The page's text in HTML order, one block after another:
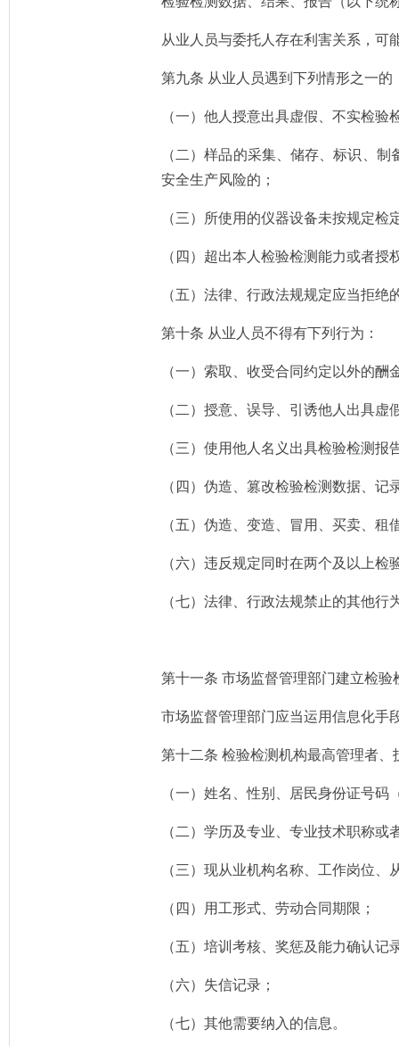
从业人员与委托人存在利害关系，可
第九条 从业人员遇到下列情形之一
（一）他人授意出具虚假、不实检验
（二）样品的采集、储存、标识、
安全生产风险的；
（三）所使用的仪器设备未按规定
（四）超出本人检验检测能力或者授
（五）法律、行政法规规定应当拒绝
第十条 从业人员不得有下列行为：
（一）索取、收受合同约定以外的
（二）授意、误导、引诱他人出具虚
（三）使用他人名义出具检验检测
（四）伪造、篡改检验检测数据、
（五）伪造、变造、冒用、买卖、
（六）违反规定同时在两个及以上检
（七）法律、行政法规禁止的其他行
第十一条 市场监督管理部门建立检
市场监督管理部门应当运用信息化手
第十二条 检验检测机构最高管理者
（一）姓名、性别、居民身份证号码
（二）学历及专业、专业技术职称或
（三）现从业机构名称、工作岗位、
（四）用工形式、劳动合同期限；
（五）培训考核、奖惩及能力确认记
（六）失信记录；
（七）其他需要纳入的信息。